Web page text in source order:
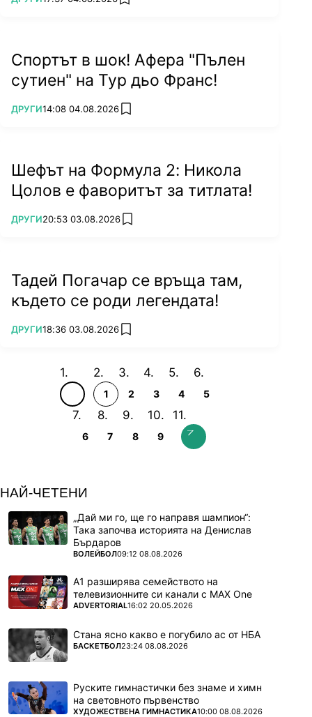
add favorites
Спортът в шок! Афера "Пълен
сутиен" на Тур дьо Франс!
ПОВЕЧЕ ОТ
ДРУГИ14:08 04.08.2026 add favorites
Шефът на Формула 2: Никола
Цолов е фаворитът за титлата!
ПОВЕЧЕ ОТ
ДРУГИ20:53 03.08.2026 add favorites
Тадей Погачар се връща там,
където се роди легендата!
ПОВЕЧЕ ОТ
ДРУГИ18:36 03.08.2026 add favorites
1 2 3 4 5
6 7 8 9
НАЙ-ЧЕТЕНИ
„Дай ми го, ще го направя шампион“:
Така започва историята на Денислав
Бърдаров
ПОВЕЧЕ ОТ
ВОЛЕЙБОЛ09:12 08.08.2026
А1 разширява семейството на
телевизионните си канали с MAX One
ПОВЕЧЕ ОТ
ADVERTORIAL16:02 20.05.2026
Стана ясно какво е погубило ас от НБА
ПОВЕЧЕ ОТ
БАСКЕТБОЛ23:24 08.08.2026
Руските гимнастички без знаме и химн
на световното първенство
ПОВЕЧЕ ОТ
ХУДОЖЕСТВЕНА ГИМНАСТИКА10:00 08.08.2026